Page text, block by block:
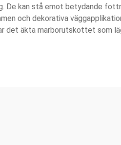
De kan stå emot betydande
och dekorativa
det äkta marborutskottet som